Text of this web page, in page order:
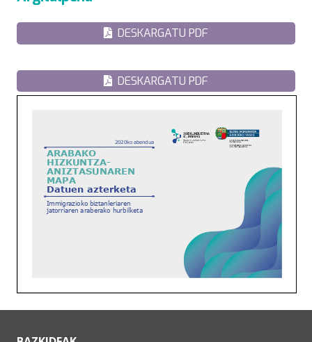
DESKARGATU PDF
DESKARGATU PDF